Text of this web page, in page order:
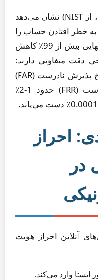
مطالعات تجربی (به عنوان مثال، از NIST) نشان می‌دهد
خطر افتادن حساب را
در مقایسه با رمزهای عبور به تنهایی بیش از 99٪ کاهش
دقت متفاوتی دارند:
اسکنرهای اثر انگشت دارای نرخ پذیرش نادرست (FAR)
حدود 0.001٪ و نرخ رد نادرست (FRR) حدود 1-2٪
احراز
در
آنلاین احراز هویت
ایستا وارد می‌کند.